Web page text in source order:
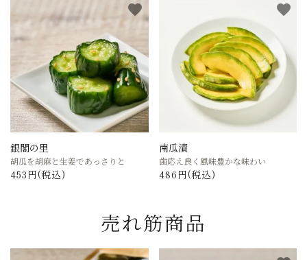
銀閣の里
胡瓜を胡麻と生姜であっさりと
453円(税込)
favorite
南瓜漬
歯応え良く風味豊かな味わい
486円(税込)
favorite
売れ筋商品